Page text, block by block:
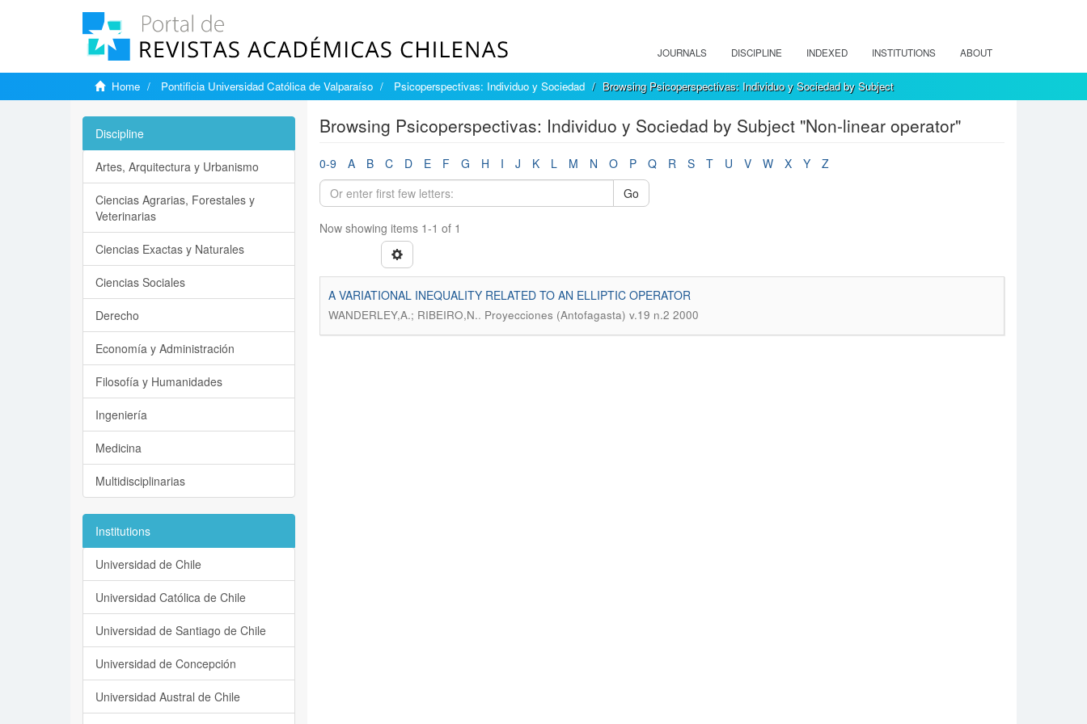
JOURNALS DISCIPLINE INDEXED INSTITUTIONS ABOUT
Home Pontificia Universidad Católica de Valparaíso Psicoperspectivas: Individuo y Sociedad Browsing Psicoperspectivas: Individuo y Sociedad by Subject
Browsing Psicoperspectivas: Individuo y Sociedad by Subject "Non-linear operator"
0-9 A B C D E F G H I J K L M N O P Q R S T U V W X Y
Z
Go
Now showing items 1-1 of 1
A VARIATIONAL INEQUALITY RELATED TO AN ELLIPTIC OPERATOR
WANDERLEY,A.; RIBEIRO,N.. Proyecciones (Antofagasta) v.19 n.2 2000
Discipline
Artes, Arquitectura y Urbanismo
Ciencias Agrarias, Forestales y
Veterinarias
Ciencias Exactas y Naturales
Ciencias Sociales
Derecho
Economía y Administración
Filosofía y Humanidades
Ingeniería
Medicina
Multidisciplinarias
Institutions
Universidad de Chile
Universidad Católica de Chile
Universidad de Santiago de Chile
Universidad de Concepción
Universidad Austral de Chile